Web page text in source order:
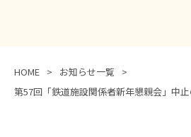
HOME
お知らせ一覧
第57回「鉄道施設関係者新年懇親会」中